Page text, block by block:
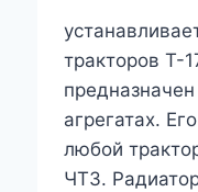
тракторов Т-
агрегатах.
любой
ЧТЗ.